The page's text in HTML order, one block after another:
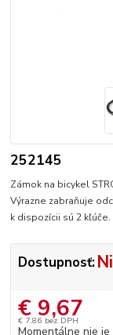
252145
Zámok na bicykel
Výrazne zabraňuje
k dispozícii sú 2 kľúče.
Dostupnosť:
€ 9,67
€ 7,86 bez DPH
Momentálne nie je